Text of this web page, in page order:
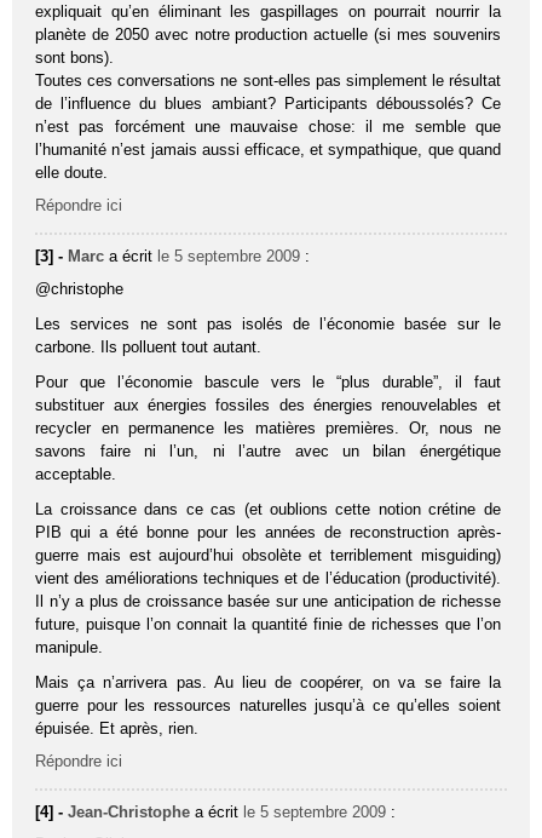
expliquait qu’en éliminant les gaspillages on pourrait nourrir la
planète de 2050 avec notre production actuelle (si mes souvenirs
sont bons).
Toutes ces conversations ne sont-elles pas simplement le résultat
de l’influence du blues ambiant? Participants déboussolés? Ce
n’est pas forcément une mauvaise chose: il me semble que
l’humanité n’est jamais aussi efficace, et sympathique, que quand
elle doute.
Répondre ici
[3] - Marc a écrit le 5 septembre 2009 :
@christophe
Les services ne sont pas isolés de l’économie basée sur le
carbone. Ils polluent tout autant.
Pour que l’économie bascule vers le “plus durable”, il faut
substituer aux énergies fossiles des énergies renouvelables et
recycler en permanence les matières premières. Or, nous ne
savons faire ni l’un, ni l’autre avec un bilan énergétique
acceptable.
La croissance dans ce cas (et oublions cette notion crétine de
PIB qui a été bonne pour les années de reconstruction après-
guerre mais est aujourd’hui obsolète et terriblement misguiding)
vient des améliorations techniques et de l’éducation (productivité).
Il n’y a plus de croissance basée sur une anticipation de richesse
future, puisque l’on connait la quantité finie de richesses que l’on
manipule.
Mais ça n’arrivera pas. Au lieu de coopérer, on va se faire la
guerre pour les ressources naturelles jusqu’à ce qu’elles soient
épuisée. Et après, rien.
Répondre ici
[4] -Jean-Christophe a écrit le 5 septembre 2009 :